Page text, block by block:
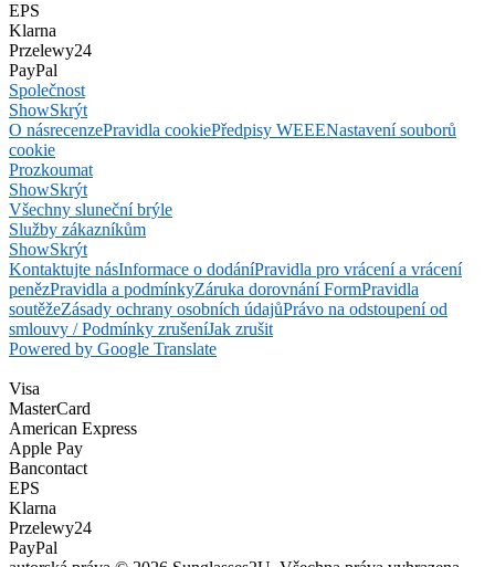
EPS
Klarna
Przelewy24
PayPal
Společnost
ShowSkrýt
O násrecenzePravidla cookiePředpisy WEEENastavení souborů
cookie
Prozkoumat
ShowSkrýt
Všechny sluneční brýle
Služby zákazníkům
ShowSkrýt
Kontaktujte násInformace o dodáníPravidla pro vrácení a vrácení
penězPravidla a podmínkyZáruka dorovnání FormPravidla
soutěžeZásady ochrany osobních údajůPrávo na odstoupení od
smlouvy / Podmínky zrušeníJak zrušit
Powered by Google Translate
Visa
MasterCard
American Express
Apple Pay
Bancontact
EPS
Klarna
Przelewy24
PayPal